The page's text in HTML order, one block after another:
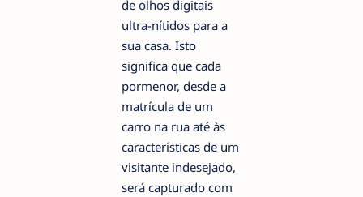
de olhos digitais
ultra-nítidos para a
sua casa. Isto
significa que cada
pormenor, desde a
matrícula de um
carro na rua até às
características de um
visitante indesejado,
será capturado com